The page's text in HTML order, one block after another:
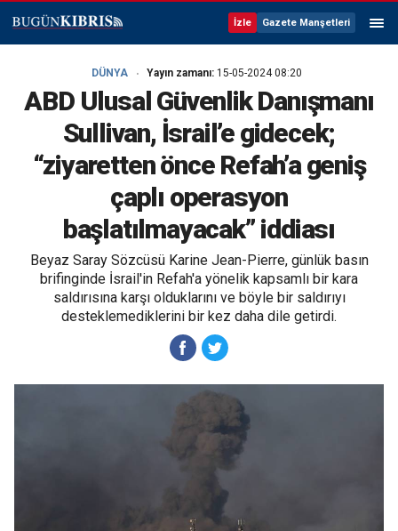
İzle Gazete Manşetleri
DÜNYA Yayın zamanı: 15-05-2024 08:20
ABD Ulusal Güvenlik Danışmanı
Sullivan, İsrail’e gidecek;
“ziyaretten önce Refah’a geniş
çaplı operasyon
başlatılmayacak” iddiası
Beyaz Saray Sözcüsü Karine Jean-Pierre, günlük basın
brifinginde İsrail'in Refah'a yönelik kapsamlı bir kara
saldırısına karşı olduklarını ve böyle bir saldırıyı
desteklemediklerini bir kez daha dile getirdi.